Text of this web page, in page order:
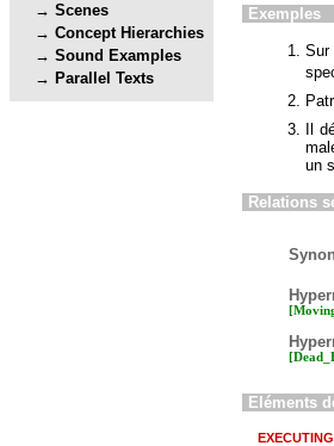
Scenes
Concept Hierarchies
Sound Examples
Parallel Texts
Exemples
Sur
Il
un
Relations
Eléments